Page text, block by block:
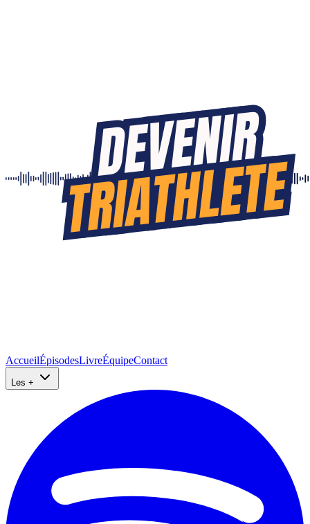
AccueilÉpisodesLivreÉquipeContact
Les +